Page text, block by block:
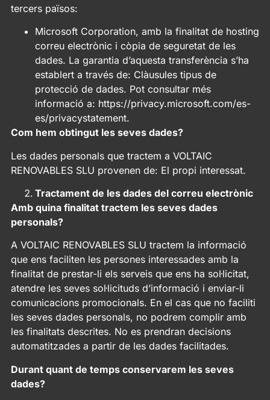
tercers països:
Microsoft Corporation, amb la finalitat de hosting
correu electrònic i còpia de seguretat de les
dades. La garantia d’aquesta transferència s’ha
establert a través de: Clàusules tipus de
protecció de dades. Pot consultar més
informació a: https://privacy.microsoft.com/es-
es/privacystatement.
Com hem obtingut les seves dades?
Les dades personals que tractem a VOLTAIC
RENOVABLES SLU provenen de: El propi interessat.
Tractament de les dades del correu electrònic
Amb quina finalitat tractem les seves dades
personals?
A VOLTAIC RENOVABLES SLU tractem la informació
que ens faciliten les persones interessades amb la
finalitat de prestar-li els serveis que ens ha sol·licitat,
atendre les seves sol·licituds d’informació i enviar-li
comunicacions promocionals. En el cas que no faciliti
les seves dades personals, no podrem complir amb
les finalitats descrites. No es prendran decisions
automatitzades a partir de les dades facilitades.
Durant quant de temps conservarem les seves
dades?